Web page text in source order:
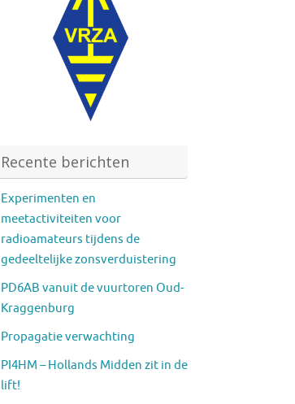
Recente berichten
Experimenten en
meetactiviteiten voor
radioamateurs tijdens de
gedeeltelijke zonsverduistering
PD6AB vanuit de vuurtoren Oud-
Kraggenburg
Propagatie verwachting
PI4HM – Hollands Midden zit in de
lift!